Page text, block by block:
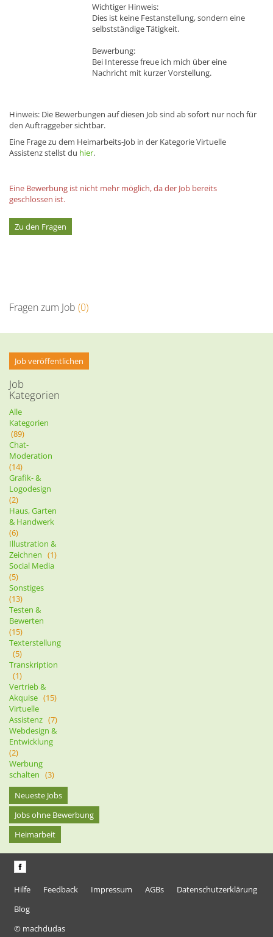
Wichtiger Hinweis:
Dies ist keine Festanstellung, sondern eine
selbstständige Tätigkeit.
Bewerbung:
Bei Interesse freue ich mich über eine
Nachricht mit kurzer Vorstellung.
Hinweis: Die Bewerbungen auf diesen Job sind ab sofort nur noch für
den Auftraggeber sichtbar.
Eine Frage zu dem Heimarbeits-Job in der Kategorie Virtuelle
Assistenz stellst du hier.
Eine Bewerbung ist nicht mehr möglich, da der Job bereits
geschlossen ist.
Zu den Fragen
Fragen zum Job (0)
Job veröffentlichen
Job
Kategorien
Alle
Kategorien
(89)
Chat-
Moderation
(14)
Grafik- &
Logodesign
(2)
Haus, Garten
& Handwerk
(6)
Illustration &
Zeichnen (1)
Social Media
(5)
Sonstiges
(13)
Testen &
Bewerten
(15)
Texterstellung
(5)
Transkription
(1)
Vertrieb &
Akquise (15)
Virtuelle
Assistenz (7)
Webdesign &
Entwicklung
(2)
Werbung
schalten (3)
Neueste Jobs
Jobs ohne Bewerbung
Heimarbeit
Hilfe Feedback Impressum AGBs
Datenschutzerklärung
Blog
© machdudas